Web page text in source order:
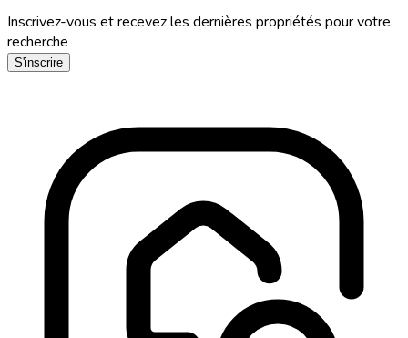
Inscrivez-vous et recevez les dernières propriétés pour votre
recherche
S'inscrire